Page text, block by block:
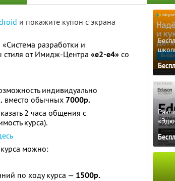
и покажите купон с экрана
разработки и
от Имидж-Центра «е2-е4» со
индивидуально
вместо обычных 7000р.
2 часа общения с
курса).
можно:
по ходу курса — 1500р.